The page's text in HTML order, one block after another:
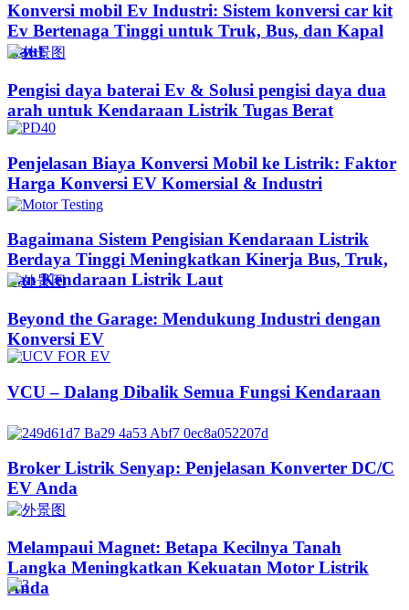
Konversi mobil Ev Industri: Sistem konversi car kit
Ev Bertenaga Tinggi untuk Truk, Bus, dan Kapal
Laut
Pengisi daya baterai Ev & Solusi pengisi daya dua
arah untuk Kendaraan Listrik Tugas Berat
Penjelasan Biaya Konversi Mobil ke Listrik: Faktor
Harga Konversi EV Komersial & Industri
Bagaimana Sistem Pengisian Kendaraan Listrik
Berdaya Tinggi Meningkatkan Kinerja Bus, Truk,
dan Kendaraan Listrik Laut
Beyond the Garage: Mendukung Industri dengan
Konversi EV
VCU – Dalang Dibalik Semua Fungsi Kendaraan
Broker Listrik Senyap: Penjelasan Konverter DC/C
EV Anda
Melampaui Magnet: Betapa Kecilnya Tanah
Langka Meningkatkan Kekuatan Motor Listrik
Anda